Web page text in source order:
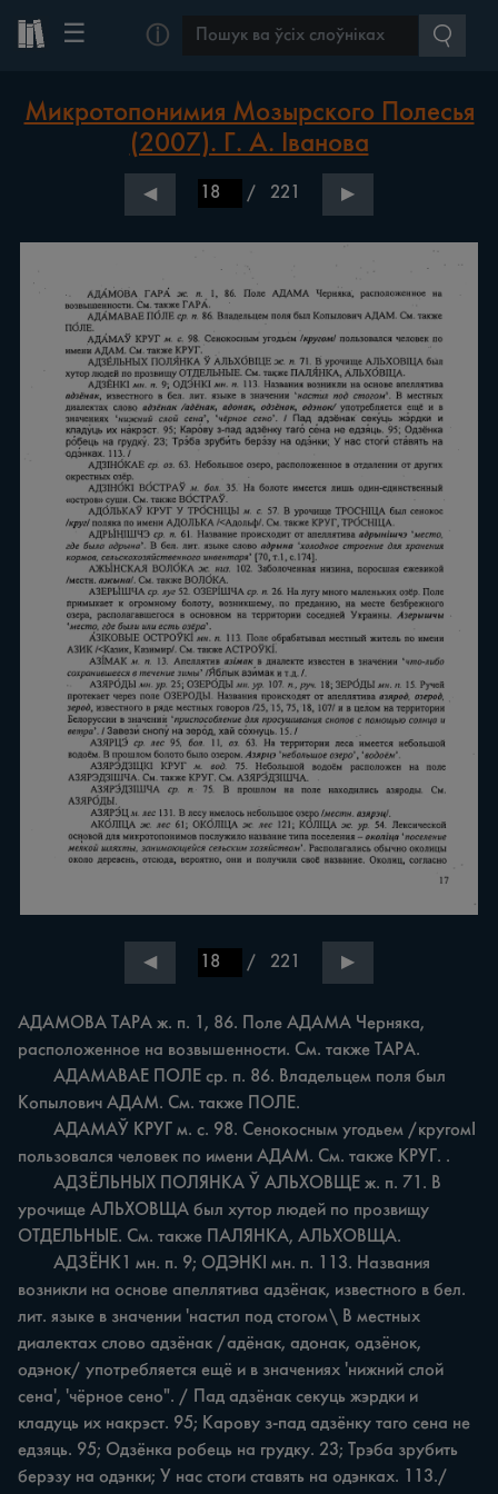
☰ ⓘ
Микротопонимия Мозырского Полесья
(2007). Г. А. Іванова
◀ / 221 ▶
◀ / 221 ▶
АДАМОВА ТАРА ж. п. 1, 86. Поле АДАМА Черняка,
расположенное на возвышенности. См. также ТАРА.
Копылович АДАМ. См. также ПОЛЕ.
пользовался человек по имени АДАМ. См. также КРУГ. .
урочище АЛЬХОВЩА был хутор людей по прозвищу
ОТДЕЛЬНЫЕ. См. также ПАЛЯНКА, АЛЬХОВЩА.
возникли на основе апеллятива адзёнак, известного в бел.
лит. языке в значении 'настил под стогом\ В местных
диалектах слово адзёнак /адёнак, адонак, одзёнок,
одэнок/ употребляется ещё и в значениях 'нижний слой
сена', 'чёрное сено". / Пад адзёнак секуць жэрдки и
кладуць их накрэст. 95; Карову з-пад адзёнку таго сена не
едзяць. 95; Одзёнка робець на грудку. 23; Трэба зрубить
берэзу на одэнки; У нас стоги ставять на одэнках. 113./